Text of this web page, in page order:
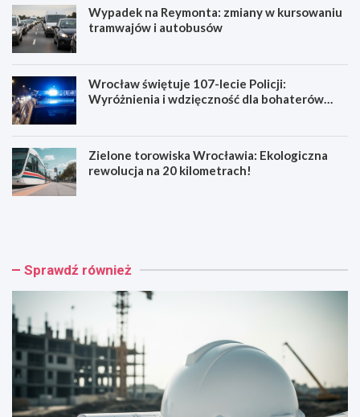
Wypadek na Reymonta: zmiany w kursowaniu
tramwajów i autobusów
Wrocław świętuje 107-lecie Policji:
Wyróżnienia i wdzięczność dla bohaterów
Zielone torowiska Wrocławia: Ekologiczna
rewolucja na 20 kilometrach!
R
a
a
b
a
r
o
W
e
a
R
e
y
m
Sprawdź również